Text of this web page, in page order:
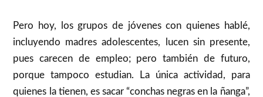
Pero hoy, los grupos de jóvenes con quienes hablé,
incluyendo madres adolescentes, lucen sin presente,
pues carecen de empleo; pero también de futuro,
porque tampoco estudian. La única actividad, para
quienes la tienen, es sacar “conchas negras en la ñanga”,